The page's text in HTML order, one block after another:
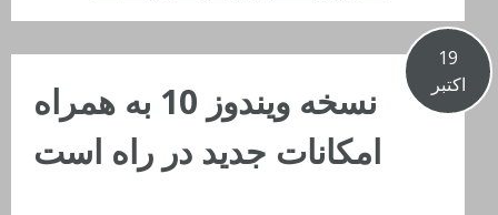
19
اکتبر
نسخه ویندوز 10 به همراه
امکانات جدید در راه است